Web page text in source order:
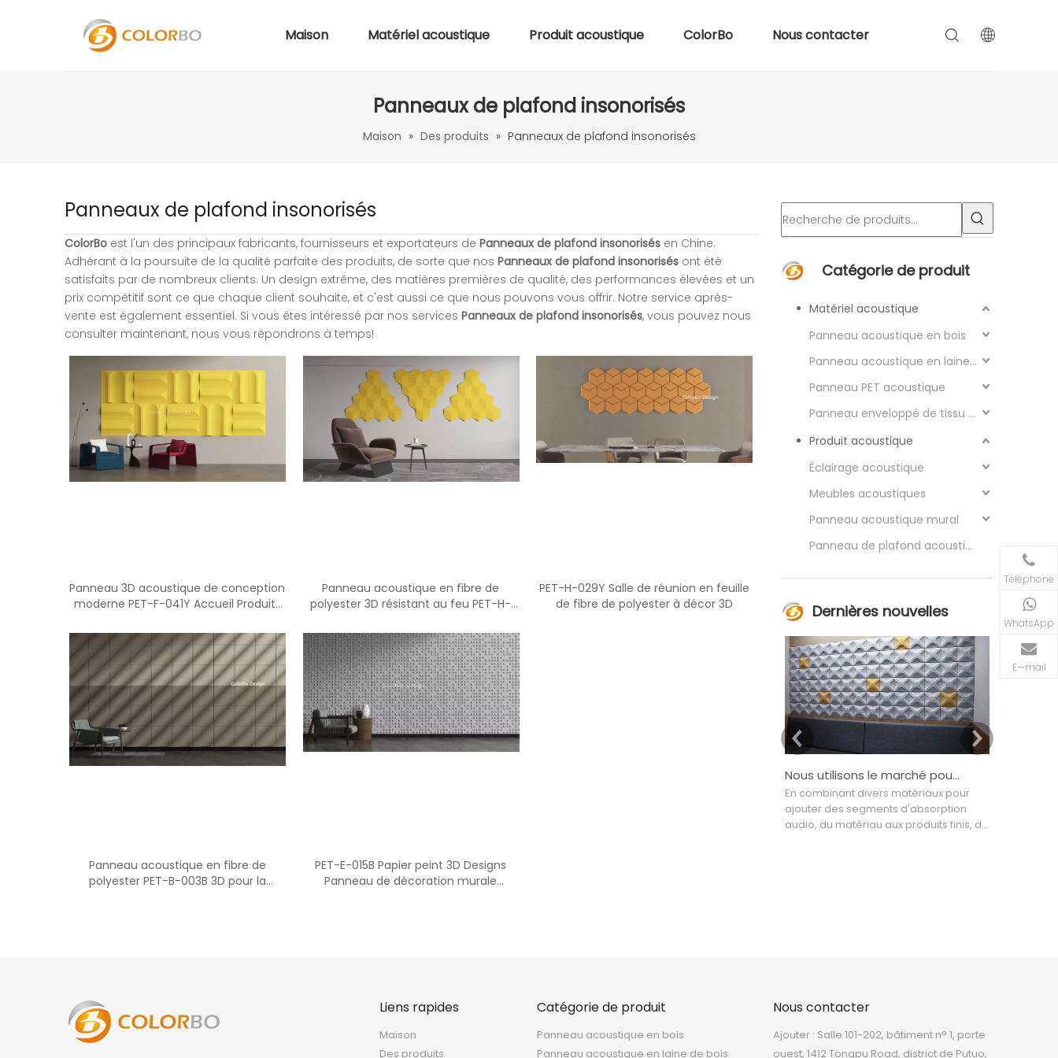
Maison Matériel acoustique Produit acoustique ColorBo Nous contacter
Panneaux de plafond insonorisés
Maison » Des produits » Panneaux de plafond insonorisés
Panneaux de plafond insonorisés
ColorBo est l'un des principaux fabricants, fournisseurs et exportateurs de Panneaux de plafond insonorisés en Chine.
Adhérant à la poursuite de la qualité parfaite des produits, de sorte que nos Panneaux de plafond insonorisés ont été
satisfaits par de nombreux clients. Un design extrême, des matières premières de qualité, des performances élevées et un
prix compétitif sont ce que chaque client souhaite, et c'est aussi ce que nous pouvons vous offrir. Notre service après-
vente est également essentiel. Si vous êtes intéressé par nos services Panneaux de plafond insonorisés, vous pouvez nous
consulter maintenant, nous vous répondrons à temps!
Panneau 3D acoustique de conception
moderne PET-F-041Y Accueil Produits
Panneau acoustique en fibre de
polyester 3D résistant au feu PET-H-
PET-H-029Y Salle de réunion en feuille
de fibre de polyester à décor 3D
Panneau acoustique en fibre de
polyester PET-B-003B 3D pour la
PET-E-015B Papier peint 3D Designs
Panneau de décoration murale
Catégorie de produit
Matériel acoustique
Panneau acoustique en bois
Panneau acoustique en laine de bois
Panneau PET acoustique
Panneau enveloppé de tissu acoustique
Produit acoustique
Éclairage acoustique
Meubles acoustiques
Panneau acoustique mural
Panneau de plafond acoustique
Dernières nouvelles
Nous utilisons le marché pour piloter la conception, la conception pour améliorer la technologie
En combinant divers matériaux pour
ajouter des segments d'absorption
audio, du matériau aux produits finis, de
<
Téléphone
WhatsApp
E—mail
Liens rapides
Maison
Des produits
Catégorie de produit
Panneau acoustique en bois
Panneau acoustique en laine de bois
Nous contacter
Ajouter : Salle 101-202, bâtiment n° 1, porte
ouest, 1412 Tongpu Road, district de Putuo,